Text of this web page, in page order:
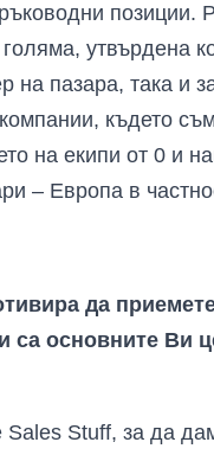
позиции.
голяма, утвърдена
на пазара, така и
където
на екипи от 0 и
– Европа в
да
са основните Ви
Sales Stuff, за да